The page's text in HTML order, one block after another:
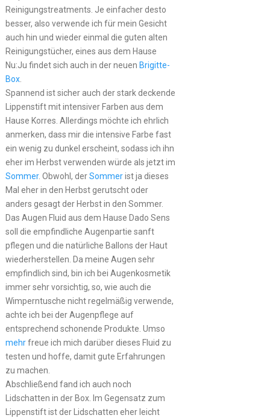
Reinigungstreatments. Je einfacher desto
besser, also verwende ich für mein Gesicht
auch hin und wieder einmal die guten alten
Reinigungstücher, eines aus dem Hause
Nu:Ju findet sich auch in der neuen Brigitte-
Box.
Spannend ist sicher auch der stark deckende
Lippenstift mit intensiver Farben aus dem
Hause Korres. Allerdings möchte ich ehrlich
anmerken, dass mir die intensive Farbe fast
ein wenig zu dunkel erscheint, sodass ich ihn
eher im Herbst verwenden würde als jetzt im
Sommer. Obwohl, derSommerist ja dieses
Mal eher in den Herbst gerutscht oder
anders gesagt der Herbst in den Sommer.
Das Augen Fluid aus dem Hause Dado Sens
soll die empfindliche Augenpartie sanft
pflegen und die natürliche Ballons der Haut
wiederherstellen. Da meine Augen sehr
empfindlich sind, bin ich bei Augenkosmetik
immer sehr vorsichtig, so, wie auch die
Wimperntusche nicht regelmäßig verwende,
achte ich bei der Augenpflege auf
entsprechend schonende Produkte. Umso
mehrfreue ich mich darüber dieses Fluid zu
testen und hoffe, damit gute Erfahrungen
zu machen.
Abschließend fand ich auch noch
Lidschatten in der Box. Im Gegensatz zum
Lippenstift ist der Lidschatten eher leicht